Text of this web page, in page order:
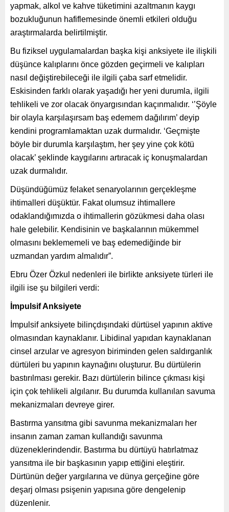
yapmak, alkol ve kahve tüketimini azaltmanın kaygı
bozukluğunun hafiflemesinde önemli etkileri olduğu
araştırmalarda belirtilmiştir.
Bu fiziksel uygulamalardan başka kişi anksiyete ile ilişkili
düşünce kalıplarını önce gözden geçirmeli ve kalıpları
nasıl değiştirebileceği ile ilgili çaba sarf etmelidir.
Eskisinden farklı olarak yaşadığı her yeni durumla, ilgili
tehlikeli ve zor olacak önyargısından kaçınmalıdır. ‘’Şöyle
bir olayla karşılaşırsam baş edemem dağılırım’ deyip
kendini programlamaktan uzak durmalıdır. ‘Geçmişte
böyle bir durumla karşılaştım, her şey yine çok kötü
olacak’ şeklinde kaygılarını artıracak iç konuşmalardan
uzak durmalıdır.
Düşündüğümüz felaket senaryolarının gerçekleşme
ihtimalleri düşüktür. Fakat olumsuz ihtimallere
odaklandığımızda o ihtimallerin gözükmesi daha olası
hale gelebilir. Kendisinin ve başkalarının mükemmel
olmasını beklememeli ve baş edemediğinde bir
uzmandan yardım almalıdır”.
Ebru Özer Özkul nedenleri ile birlikte anksiyete türleri ile
ilgili ise şu bilgileri verdi:
İmpulsif Anksiyete
İmpulsif anksiyete bilinçdışındaki dürtüsel yapının aktive
olmasından kaynaklanır. Libidinal yapıdan kaynaklanan
cinsel arzular ve agresyon biriminden gelen saldırganlık
dürtüleri bu yapının kaynağını oluşturur. Bu dürtülerin
bastırılması gerekir. Bazı dürtülerin bilince çıkması kişi
için çok tehlikeli algılanır. Bu durumda kullanılan savuma
mekanizmaları devreye girer.
Bastırma yansıtma gibi savunma mekanizmaları her
insanın zaman zaman kullandığı savunma
düzeneklerindendir. Bastırma bu dürtüyü hatırlatmaz
yansıtma ile bir başkasının yapıp ettiğini eleştirir.
Dürtünün değer yargılarına ve dünya gerçeğine göre
deşarj olması psişenin yapısına göre dengelenip
düzenlenir.